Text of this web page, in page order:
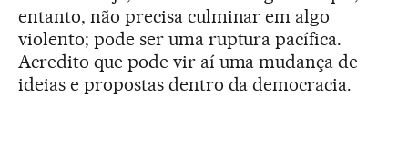
entanto, não precisa culminar em algo
violento; pode ser uma ruptura pacífica.
Acredito que pode vir aí uma mudança de
ideias e propostas dentro da democracia.